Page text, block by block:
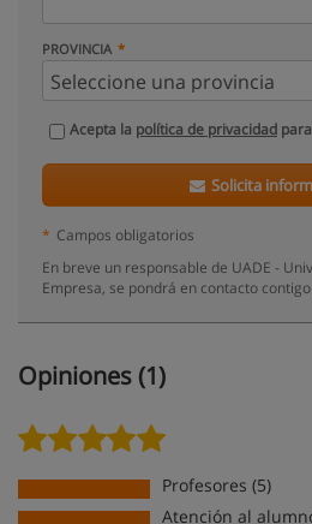
PROVINCIA
Acepta la política de privacidad
Solicita
* Campos obligatorios
En breve un responsable de UADE -
Empresa, se pondrá en contacto
Opiniones (1)
Profesores (5)
Atención al